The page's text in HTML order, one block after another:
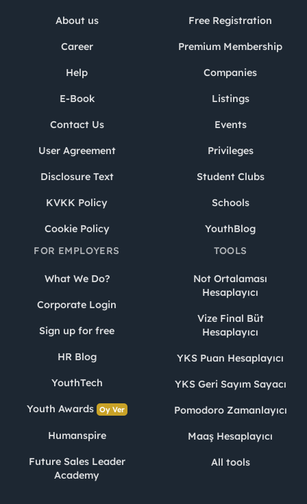
About us
Career
Help
E-Book
Contact Us
User Agreement
Disclosure Text
KVKK Policy
Cookie Policy
Free Registration
Premium Membership
Companies
Listings
Events
Privileges
Student Clubs
Schools
YouthBlog
FOR EMPLOYERS
What We Do?
Corporate Login
Sign up for free
HR Blog
YouthTech
Youth Awards Oy Ver
Humanspire
Future Sales Leader
Academy
TOOLS
Not Ortalaması
Hesaplayıcı
Vize Final Büt
Hesaplayıcı
YKS Puan Hesaplayıcı
YKS Geri Sayım Sayacı
Pomodoro Zamanlayıcı
Maaş Hesaplayıcı
All tools